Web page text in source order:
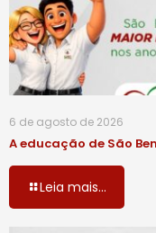
6 de agosto de 2026
A educação de São
Leia mais...